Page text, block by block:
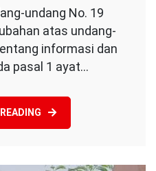
Materil
di
MK
Lagi
undang No. 19
atas undang-
informasi dan
pasal 1 ayat…